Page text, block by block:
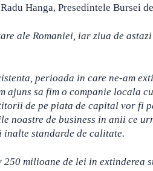
Hanga, Presedintele Bursei
ale Romaniei, iar ziua de
perioada in care ne-am
sa fim o companie locala
de pe piata de capital vor fi
noastre de business in anii ce
standarde de calitate.
milioane de lei in extinderea